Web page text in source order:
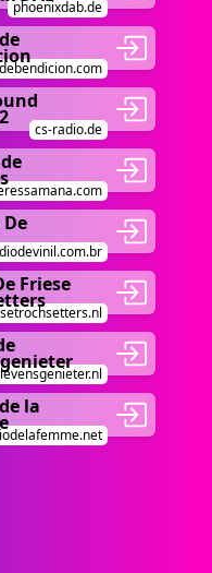
phoenixdab.de
cs-radio.de
Friese
la